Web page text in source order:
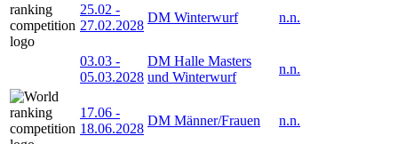
25.02 -
27.02.2028
DM Winterwurf n.n.
03.03 -
05.03.2028
DM Halle Masters
und Winterwurf
n.n.
17.06 -
18.06.2028
DM Männer/Frauen n.n.